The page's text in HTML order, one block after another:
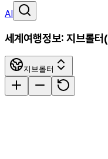
AI
세계여행정보: 지브롤터 (
지브롤터